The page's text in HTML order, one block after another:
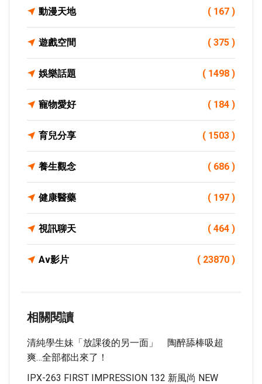
動漫天地 ( 167 )
遊戲空間 ( 375 )
娛樂話題 ( 1498 )
寵物愛好 ( 184 )
育兒分享 ( 1503 )
養生觀念 ( 686 )
健康醫藥 ( 197 )
視訊聊天 ( 464 )
Av影片 ( 23870 )
相關閱讀
清純學生妹「放課後的另一面」 陶醉舔棒吸超
爽…全部都出來了！
IPX-263 FIRST IMPRESSION 132 新風尚 NEW